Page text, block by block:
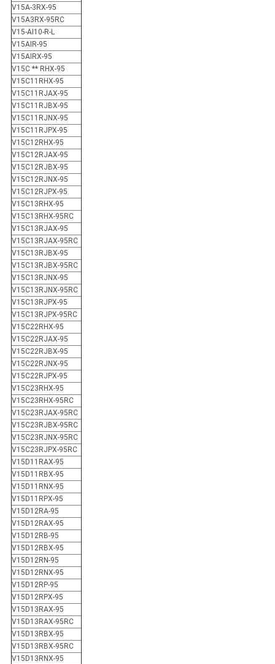
V15A-3RX-95
V15A3RX-95RC
V15-AI10-R-L
V15AIR-95
V15AIRX-95
V15C ** RHX-95
V15C11RHX-95
V15C11RJAX-95
V15C11RJBX-95
V15C11RJNX-95
V15C11RJPX-95
V15C12RHX-95
V15C12RJAX-95
V15C12RJBX-95
V15C12RJNX-95
V15C12RJPX-95
V15C13RHX-95
V15C13RHX-95RC
V15C13RJAX-95
V15C13RJAX-95RC
V15C13RJBX-95
V15C13RJBX-95RC
V15C13RJNX-95
V15C13RJNX-95RC
V15C13RJPX-95
V15C13RJPX-95RC
V15C22RHX-95
V15C22RJAX-95
V15C22RJBX-95
V15C22RJNX-95
V15C22RJPX-95
V15C23RHX-95
V15C23RHX-95RC
V15C23RJAX-95RC
V15C23RJBX-95RC
V15C23RJNX-95RC
V15C23RJPX-95RC
V15D11RAX-95
V15D11RBX-95
V15D11RNX-95
V15D11RPX-95
V15D12RA-95
V15D12RAX-95
V15D12RB-95
V15D12RBX-95
V15D12RN-95
V15D12RNX-95
V15D12RP-95
V15D12RPX-95
V15D13RAX-95
V15D13RAX-95RC
V15D13RBX-95
V15D13RBX-95RC
V15D13RNX-95